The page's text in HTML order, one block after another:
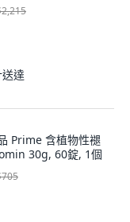
達
Prime 含植物性褪
30g, 60錠, 1個